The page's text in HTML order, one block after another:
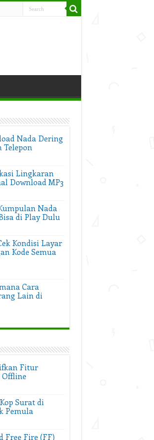
Nada Dering
Telepon
Lingkaran
Download MP3
Nada
di Play Dulu
Kondisi Layar
Kode Semua
Cara
Lain di
Fitur
Offline
Surat di
Pemula
Free Fire (FF)